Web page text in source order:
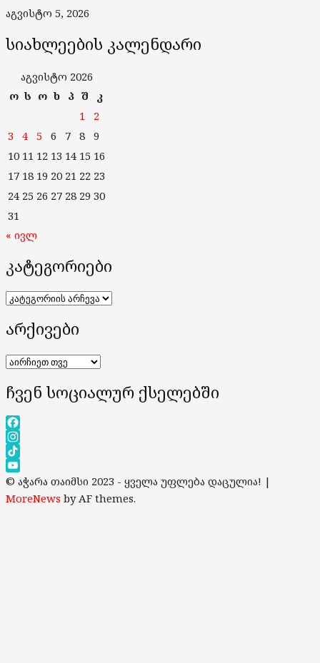
აგვისტო 5, 2026
სიახლეების კალენდარი
აგვისტო 2026
ო ს ო ხ პ შ
კ
1
2
3
4 5 6 7 8 9
10 11 12 13 14 15 16
17 18 19 20 21 22 23
24 25 26 27 28 29 30
31
« ივლ
კატეგორიები
კატეგორიები
არქივები
არქივები
ჩვენ სოციალურ ქსელებში
Facebook
Instagram
TikTok
YouTube
Channel
© აჭარა თაიმსი 2023 - ყველა უფლება დაცულია! |
MoreNews by AF themes.